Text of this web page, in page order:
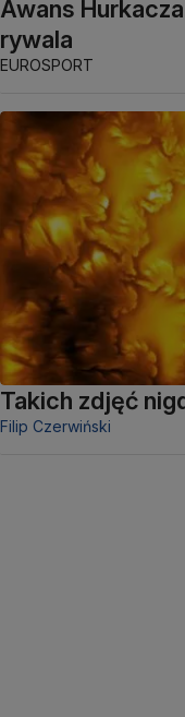
Awans
rywala
EUROSPORT
Takich zdjęć
Filip Czerwiński